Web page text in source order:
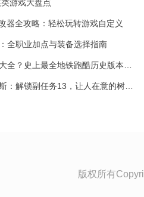
游戏大盘点
器全攻略：轻松玩转游戏自定义
全职业加点与装备选择指南
版权所有